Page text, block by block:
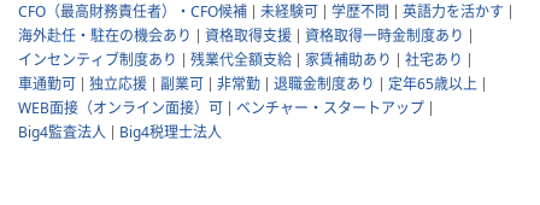
CFO（最高財務責任者）・CFO候補
未経験可 学歴不問
英語力を活かす
海外赴任・駐在の機会あり
資格取得支援
資格取得一時金制度あり
インセンティブ制度あり
残業代全額支給 家賃補助あり
社宅あり
車通勤可
独立応援 副業可 非常勤 退職金制度あり
定年65歳以上
WEB面接（オンライン面接）可
ベンチャー・スタートアップ
Big4監査法人
Big4税理士法人